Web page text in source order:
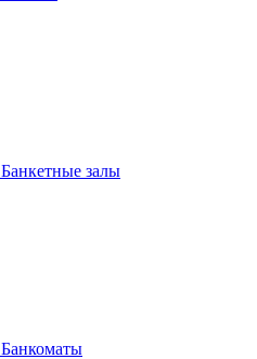
Банкетные залы
Банкоматы